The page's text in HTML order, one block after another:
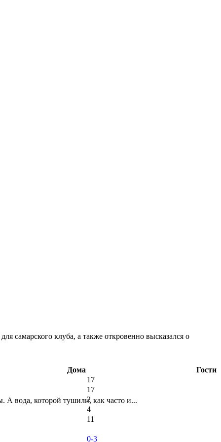
самарского клуба, а также откровенно высказался о
вода, которой тушили, как часто и...
Дома
Гости
17
17
2
4
11
0-3